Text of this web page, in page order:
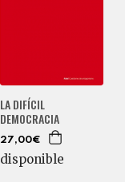
LA DIFÍCIL
DEMOCRACIA
27,00€
disponible